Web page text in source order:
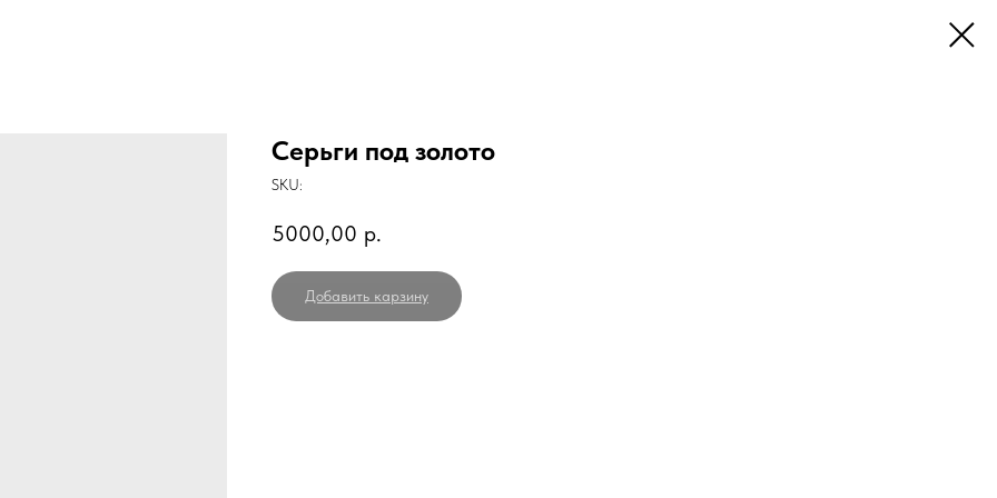
Серьги под золото
SKU:
5000,00 р.
Добавить карзину